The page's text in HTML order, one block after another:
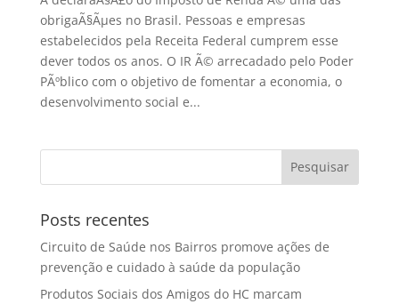
obrigaÃ§Ãµes no Brasil. Pessoas e empresas
estabelecidos pela Receita Federal cumprem esse
dever todos os anos. O IR Ã© arrecadado pelo Poder
PÃºblico com o objetivo de fomentar a economia, o
desenvolvimento social e...
Posts recentes
Circuito de Saúde nos Bairros promove ações de
prevenção e cuidado à saúde da população
Produtos Sociais dos Amigos do HC marcam